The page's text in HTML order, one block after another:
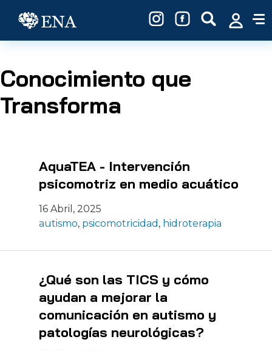
Conocimiento que
Transforma
AquaTEA - Intervención
psicomotriz en medio acuático
16 Abril, 2025
autismo, psicomotricidad , hidroterapia
¿Qué son las TICS y cómo
ayudan a mejorar la
comunicación en autismo y
patologías neurológicas?